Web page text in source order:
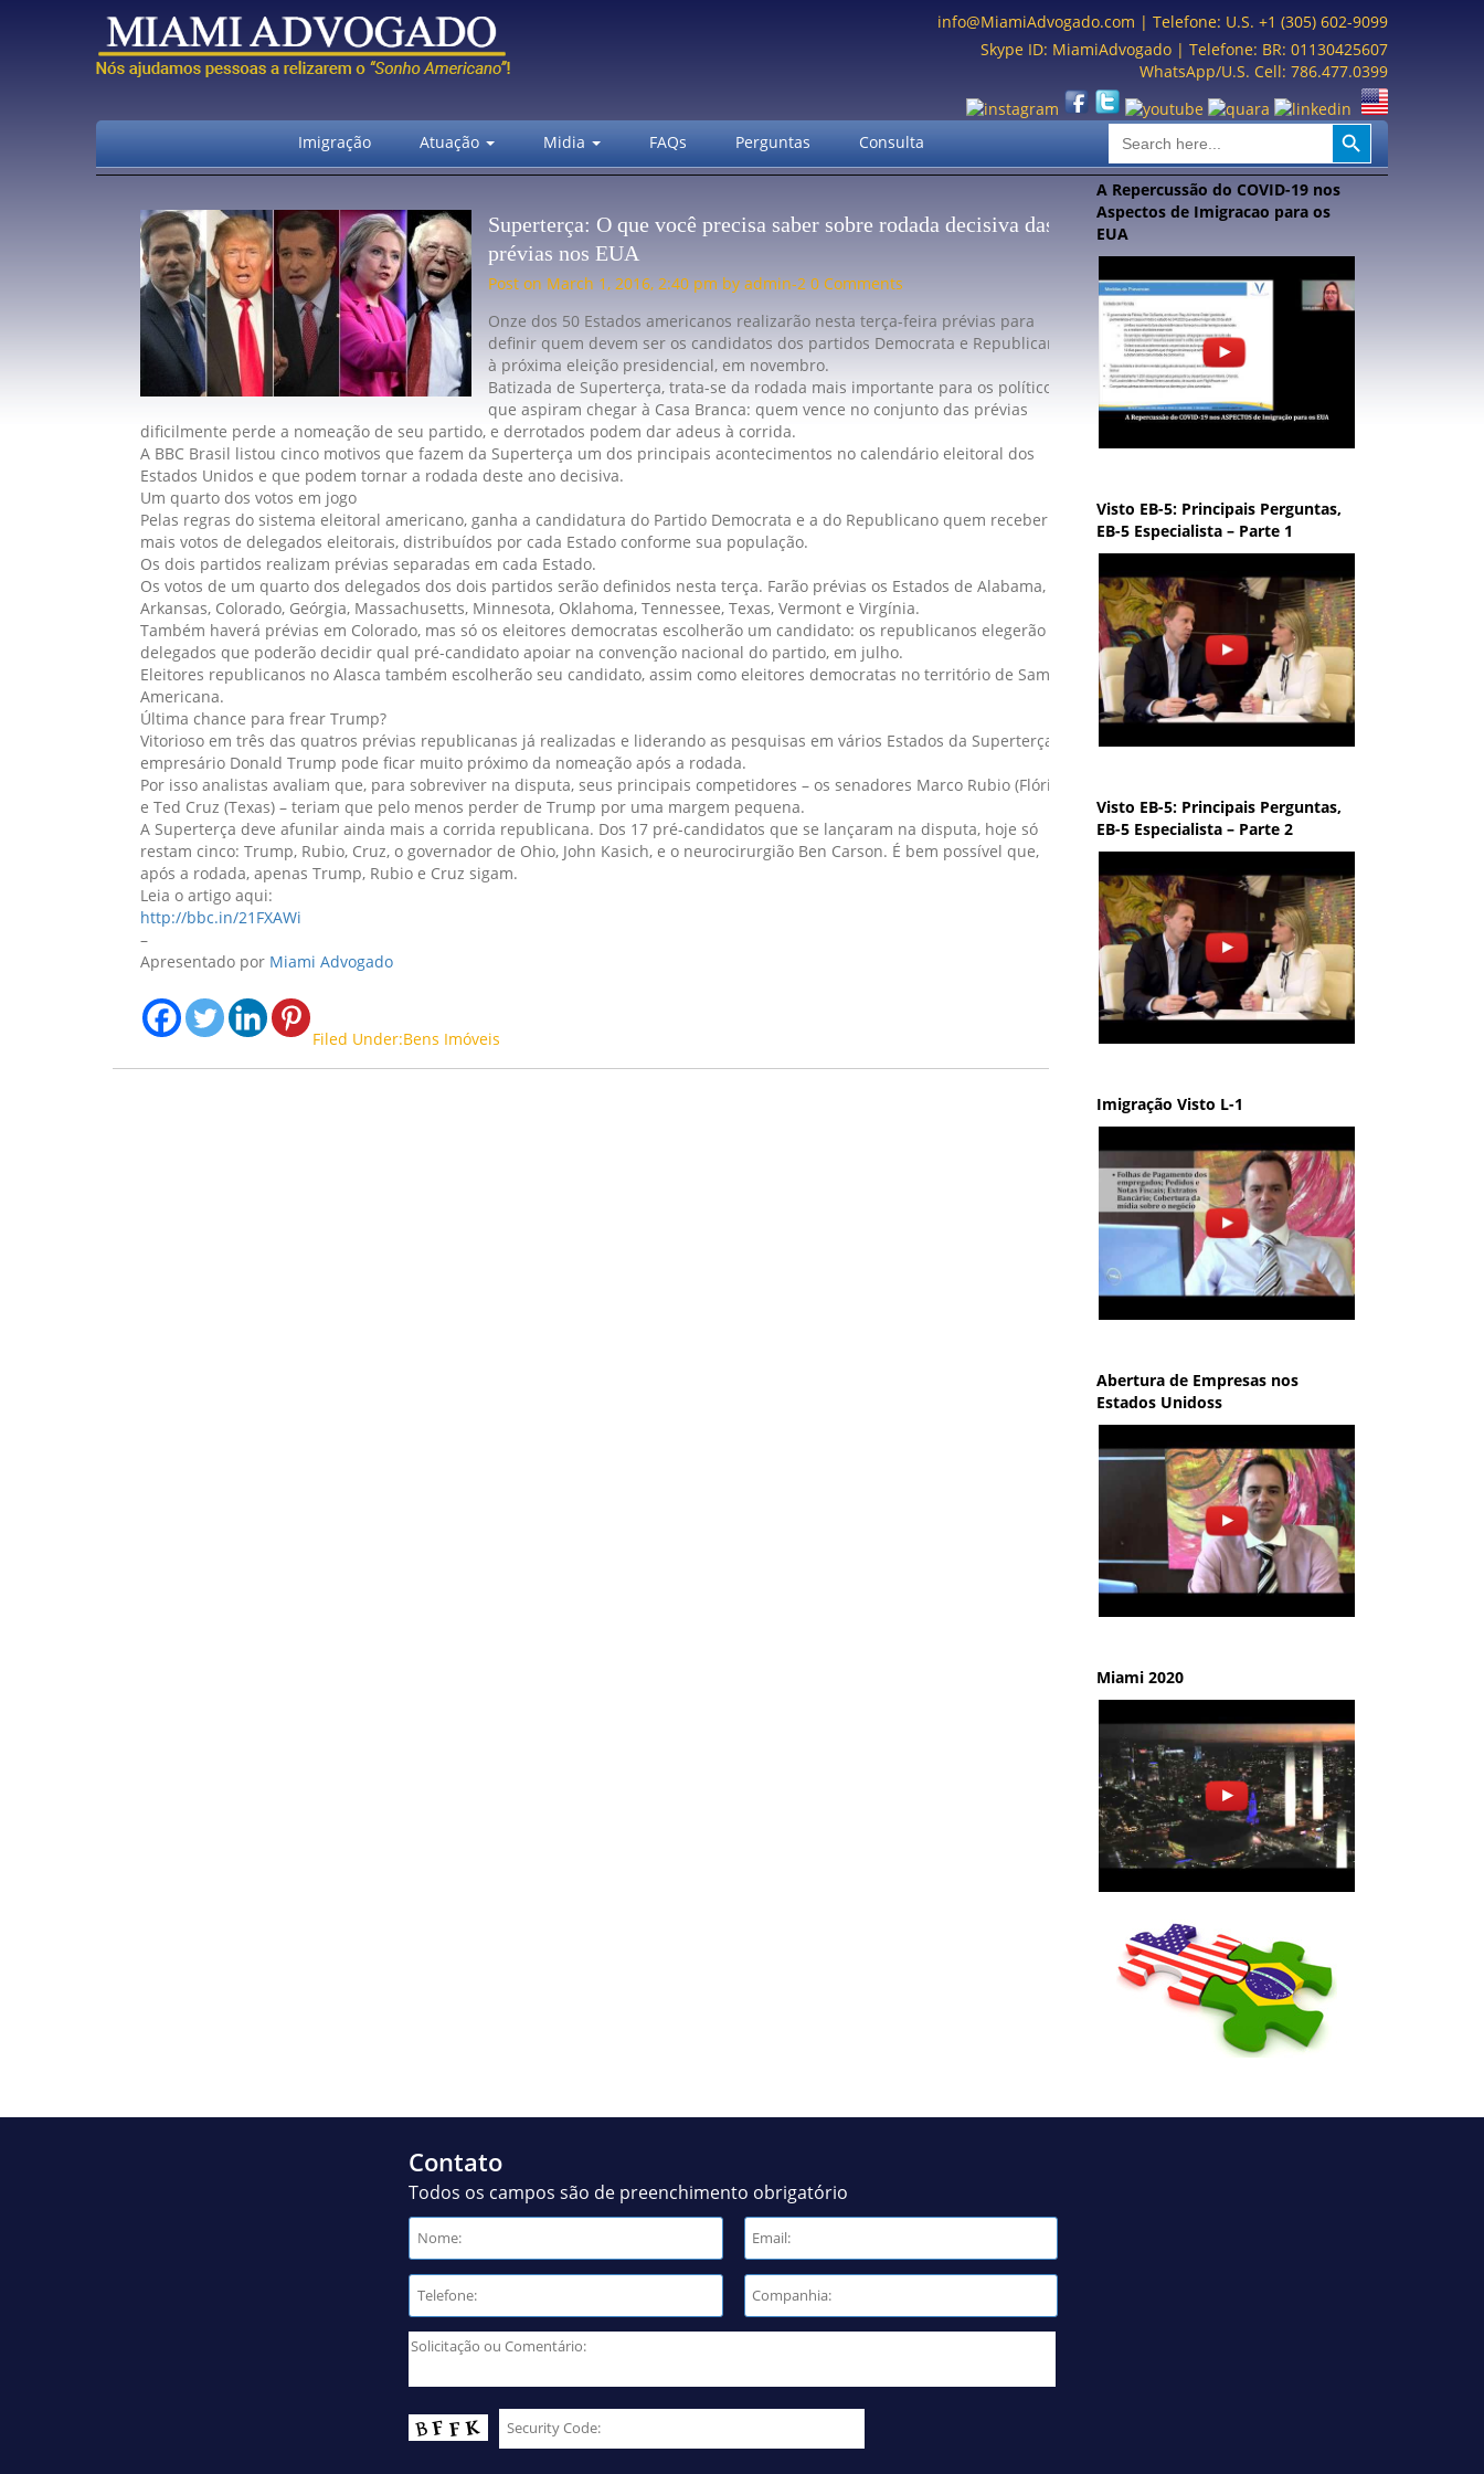
info@MiamiAdvogado.com | Telefone: U.S. +1 (305) 602-9099
Skype ID: MiamiAdvogado | Telefone: BR: 01130425607
WhatsApp/U.S. Cell: 786.477.0399
Imigração Atuação Midia FAQs Perguntas Consulta
Search
for:
Search Button
Superterça: O que você precisa saber sobre rodada decisiva das
prévias nos EUA
Post on March 1, 2016, 2:40 pm by admin-2 0 Comments
Onze dos 50 Estados americanos realizarão nesta terça-feira prévias para
definir quem devem ser os candidatos dos partidos Democrata e Republicano
à próxima eleição presidencial, em novembro.
Batizada de Superterça, trata-se da rodada mais importante para os políticos
que aspiram chegar à Casa Branca: quem vence no conjunto das prévias
dificilmente perde a nomeação de seu partido, e derrotados podem dar adeus à corrida.
A BBC Brasil listou cinco motivos que fazem da Superterça um dos principais acontecimentos no calendário eleitoral dos
Estados Unidos e que podem tornar a rodada deste ano decisiva.
Um quarto dos votos em jogo
Pelas regras do sistema eleitoral americano, ganha a candidatura do Partido Democrata e a do Republicano quem receber
mais votos de delegados eleitorais, distribuídos por cada Estado conforme sua população.
Os dois partidos realizam prévias separadas em cada Estado.
Os votos de um quarto dos delegados dos dois partidos serão definidos nesta terça. Farão prévias os Estados de Alabama,
Arkansas, Colorado, Geórgia, Massachusetts, Minnesota, Oklahoma, Tennessee, Texas, Vermont e Virgínia.
Também haverá prévias em Colorado, mas só os eleitores democratas escolherão um candidato: os republicanos elegerão
delegados que poderão decidir qual pré-candidato apoiar na convenção nacional do partido, em julho.
Eleitores republicanos no Alasca também escolherão seu candidato, assim como eleitores democratas no território de Samoa
Americana.
Última chance para frear Trump?
Vitorioso em três das quatros prévias republicanas já realizadas e liderando as pesquisas em vários Estados da Superterça, o
empresário Donald Trump pode ficar muito próximo da nomeação após a rodada.
Por isso analistas avaliam que, para sobreviver na disputa, seus principais competidores – os senadores Marco Rubio (Flórida)
e Ted Cruz (Texas) – teriam que pelo menos perder de Trump por uma margem pequena.
A Superterça deve afunilar ainda mais a corrida republicana. Dos 17 pré-candidatos que se lançaram na disputa, hoje só
restam cinco: Trump, Rubio, Cruz, o governador de Ohio, John Kasich, e o neurocirurgião Ben Carson. É bem possível que,
após a rodada, apenas Trump, Rubio e Cruz sigam.
Leia o artigo aqui:
http://bbc.in/21FXAWi
–
Apresentado por Miami Advogado
Filed Under:Bens Imóveis
A Repercussão do COVID-19 nos
Aspectos de Imigracao para os
EUA
Visto EB-5: Principais Perguntas,
EB-5 Especialista – Parte 1
Visto EB-5: Principais Perguntas,
EB-5 Especialista – Parte 2
Imigração Visto L-1
Abertura de Empresas nos
Estados Unidoss
Miami 2020
Contato
Todos os campos são de preenchimento obrigatório